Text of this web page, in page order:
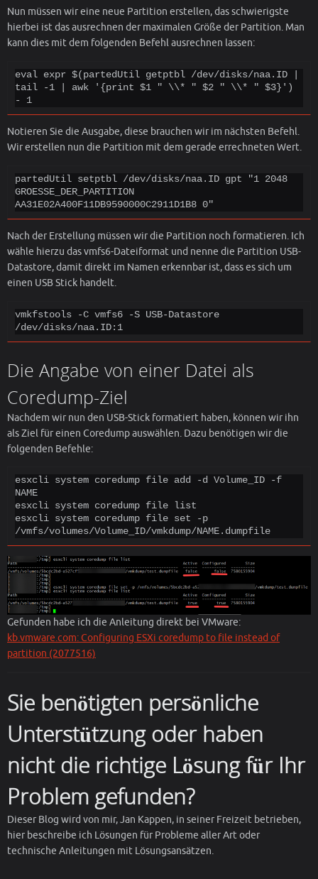
Nun müssen wir eine neue Partition erstellen, das schwierigste
hierbei ist das ausrechnen der maximalen Größe der Partition. Man
kann dies mit dem folgenden Befehl ausrechnen lassen:
eval expr $(partedUtil getptbl /dev/disks/naa.ID |
tail -1 | awk '{print $1 " \\* " $2 " \\* " $3}')
- 1
Notieren Sie die Ausgabe, diese brauchen wir im nächsten Befehl.
Wir erstellen nun die Partition mit dem gerade errechneten Wert.
partedUtil setptbl /dev/disks/naa.ID gpt "1 2048
GROESSE_DER_PARTITION
AA31E02A400F11DB9590000C2911D1B8 0"
Nach der Erstellung müssen wir die Partition noch formatieren. Ich
wähle hierzu das vmfs6-Dateiformat und nenne die Partition USB-
Datastore, damit direkt im Namen erkennbar ist, dass es sich um
einen USB Stick handelt.
vmkfstools -C vmfs6 -S USB-Datastore
/dev/disks/naa.ID:1
Die Angabe von einer Datei als
Coredump-Ziel
Nachdem wir nun den USB-Stick formatiert haben, können wir ihn
als Ziel für einen Coredump auswählen. Dazu benötigen wir die
folgenden Befehle:
esxcli system coredump file add -d Volume_ID -f
NAME
esxcli system coredump file list
esxcli system coredump file set -p
/vmfs/volumes/Volume_ID/vmkdump/NAME.dumpfile
Gefunden habe ich die Anleitung direkt bei VMware:
kb.vmware.com: Configuring ESXi coredump to file instead of
partition (2077516)
Sie benötigten persönliche
Unterstützung oder haben
nicht die richtige Lösung für Ihr
Problem gefunden?
Dieser Blog wird von mir, Jan Kappen, in seiner Freizeit betrieben,
hier beschreibe ich Lösungen für Probleme aller Art oder
technische Anleitungen mit Lösungsansätzen.